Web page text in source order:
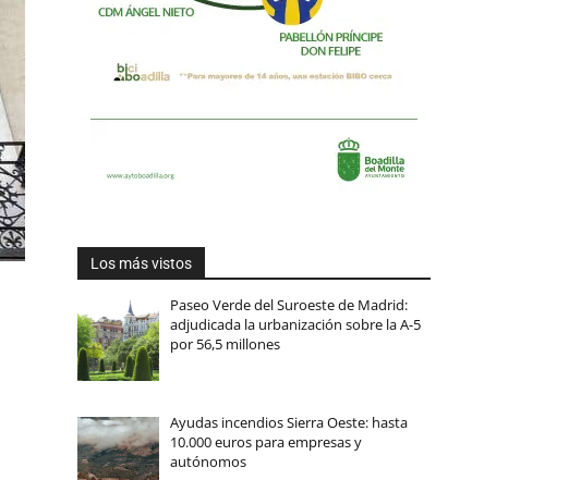
Los más vistos
Paseo Verde del Suroeste de Madrid:
adjudicada la urbanización sobre la A-5
por 56,5 millones
Ayudas incendios Sierra Oeste: hasta
10.000 euros para empresas y
autónomos